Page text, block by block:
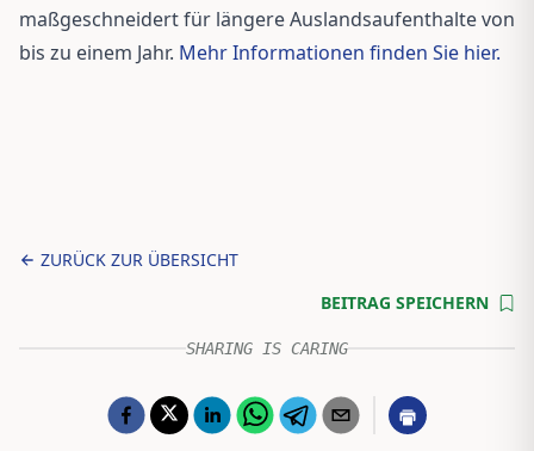
maßgeschneidert für längere Auslandsaufenthalte von
bis zu einem Jahr. Mehr Informationen finden Sie hier.
ZURÜCK ZUR ÜBERSICHT
BEITRAG SPEICHERN
SHARING IS CARING